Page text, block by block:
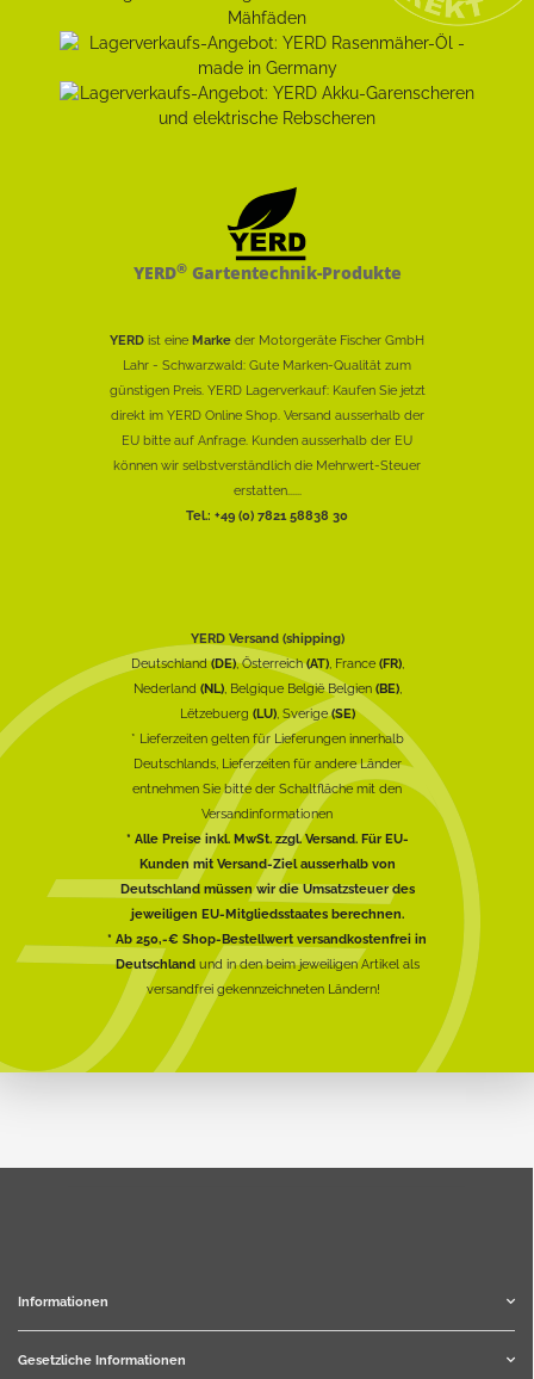
YERD®Gartentechnik-Produkte
YERD ist eine Marke der Motorgeräte Fischer GmbH
Lahr - Schwarzwald: Gute Marken-Qualität zum
günstigen Preis. YERD Lagerverkauf: Kaufen Sie jetzt
direkt im YERD Online Shop. Versand ausserhalb der
EU bitte auf Anfrage. Kunden ausserhalb der EU
können wir selbstverständlich die Mehrwert-Steuer
erstatten......
Tel.: +49 (0) 7821 58838 30
YERD Versand (shipping)
Deutschland(DE), Österreich(AT), France (FR),
Nederland (NL), Belgique België Belgien (BE),
Lëtzebuerg (LU), Sverige(SE)
* Lieferzeiten gelten für Lieferungen innerhalb
Deutschlands, Lieferzeiten für andere Länder
entnehmen Sie bitte der Schaltfläche mit den
Versandinformationen
* Alle Preise inkl. MwSt. zzgl. Versand. Für EU-
Kunden mit Versand-Ziel ausserhalb von
Deutschland müssen wir die Umsatzsteuer des
jeweiligen EU-Mitgliedsstaates berechnen.
* Ab 250,-€ Shop-Bestellwert versandkostenfrei in
Deutschlandund in den beim jeweiligen Artikel als
versandfrei gekennzeichneten Ländern!
Informationen
Gesetzliche Informationen